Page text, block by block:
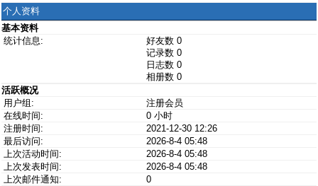
个人资料
基本资料
统计信息:
好友数 0
记录数 0
日志数 0
相册数 0
活跃概况
用户组:
注册会员
在线时间:
0 小时
注册时间:
2021-12-30 12:26
最后访问:
2026-8-4 05:48
上次活动时间:
2026-8-4 05:48
上次发表时间:
2026-8-4 05:48
上次邮件通知:
0